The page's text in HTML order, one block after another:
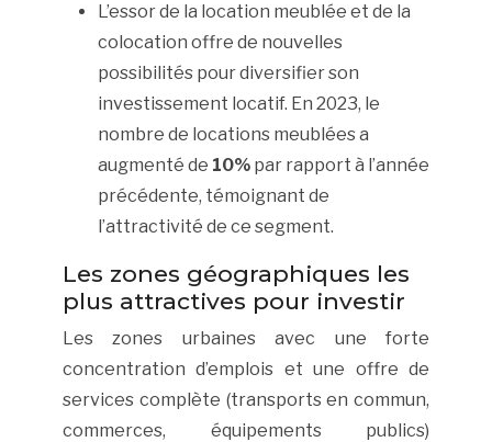
L’essor de la location meublée et de la
colocation offre de nouvelles
possibilités pour diversifier son
investissement locatif. En 2023, le
nombre de locations meublées a
augmenté de 10% par rapport à l’année
précédente, témoignant de
l’attractivité de ce segment.
Les zones géographiques les
plus attractives pour investir
Les zones urbaines avec une forte
concentration d’emplois et une offre de
services complète (transports en commun,
commerces, équipements publics)